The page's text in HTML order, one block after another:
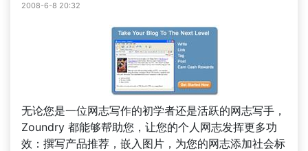
2008-6-8 20:32
无论您是一位网志写作的初学者还是活跃的网志写手，
Zoundry 都能够帮助您，让您的个人网志发挥更多功
效：撰写产品推荐，嵌入图片，为您的网志添加社会标